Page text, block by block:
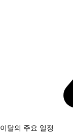
이달의 주요 일정